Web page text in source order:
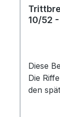
10/52
Diese
Die
den